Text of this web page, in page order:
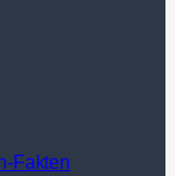
Fakten